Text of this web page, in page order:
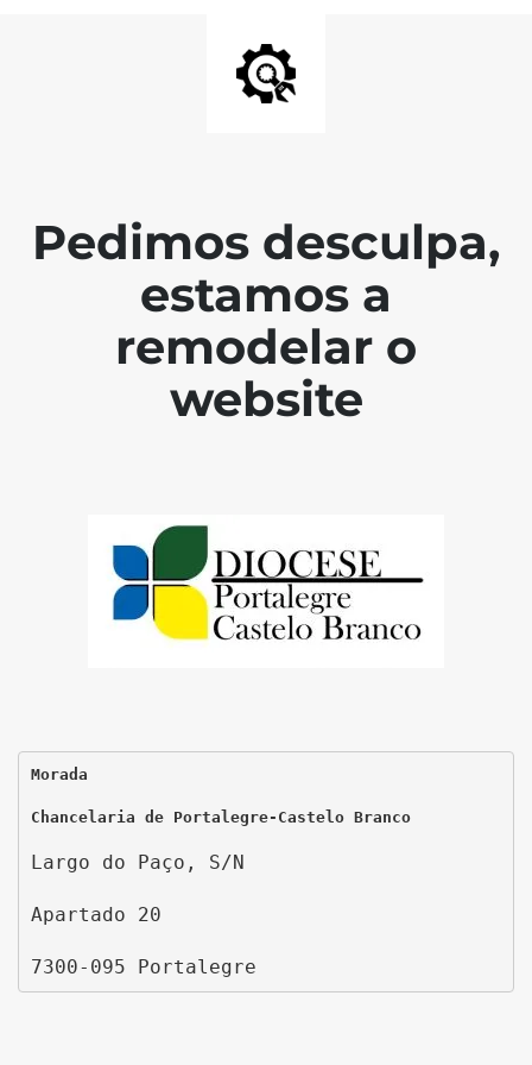
Pedimos desculpa,
estamos a
remodelar o
website
Morada
Chancelaria de Portalegre-Castelo Branco
Largo do Paço, S/N
Apartado 20
7300-095 Portalegre